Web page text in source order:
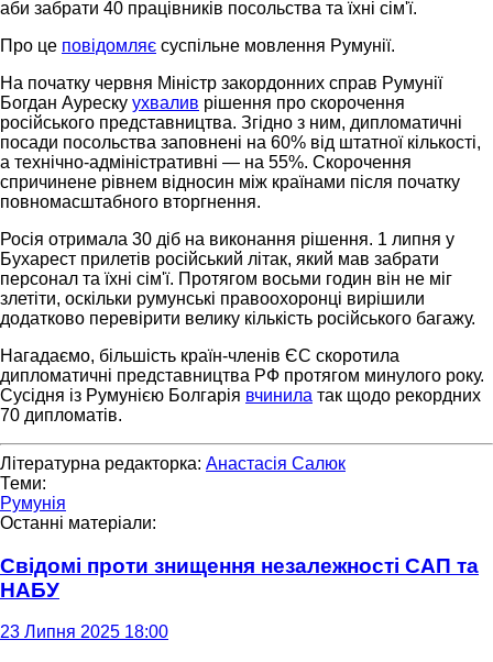
аби забрати 40 працівників посольства та їхні сім'ї.
Про це повідомляє суспільне мовлення Румунії.
На початку червня Міністр закордонних справ Румунії
Богдан Ауреску ухвалив рішення про скорочення
російського представництва. Згідно з ним, дипломатичні
посади посольства заповнені на 60% від штатної кількості,
а технічно-адміністративні — на 55%. Скорочення
спричинене рівнем відносин між країнами після початку
повномасштабного вторгнення.
Росія отримала 30 діб на виконання рішення. 1 липня у
Бухарест прилетів російський літак, який мав забрати
персонал та їхні сім'ї. Протягом восьми годин він не міг
злетіти, оскільки румунські правоохоронці вирішили
додатково перевірити велику кількість російського багажу.
Нагадаємо, більшість країн-членів ЄС скоротила
дипломатичні представництва РФ протягом минулого року.
Сусідня із Румунією Болгарія вчинила так щодо рекордних
70 дипломатів.
Літературна редакторка: Анастасія Салюк
Теми:
Румунія
Останні матеріали:
Свідомі проти знищення незалежності САП та
НАБУ
23 Липня 2025 18:00